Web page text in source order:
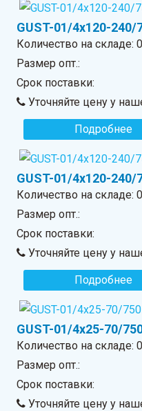
GUST-01/4x120-240/
Количество на складе:0
Размер опт.:
Срок поставки:
Уточняйте цену у
Подробнее
GUST-01/4x120-240/
Количество на складе:0
Размер опт.:
Срок поставки:
Уточняйте цену у
Подробнее
GUST-01/4x25-70/
Количество на складе:0
Размер опт.:
Срок поставки:
Уточняйте цену у